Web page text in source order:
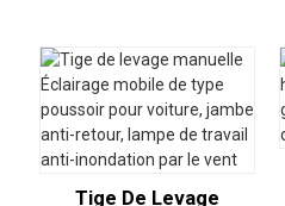
Tige De Levage